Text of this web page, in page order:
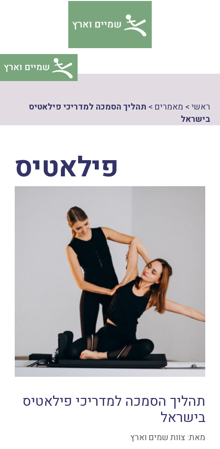
ראשי > מאמרים > תהליך הסמכה למדריכי פילאטיס
בישראל
פילאטיס
תהליך הסמכה למדריכי פילאטיס
בישראל
מאת: צוות שמים וארץ